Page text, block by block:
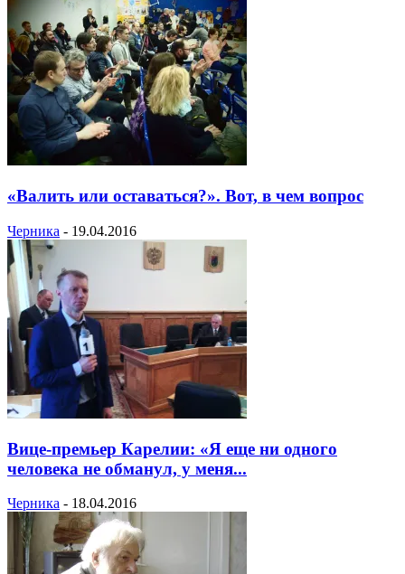
«Валить или оставаться?». Вот, в чем вопрос
Черника - 19.04.2016
Вице-премьер Карелии: «Я еще ни одного
человека не обманул, у меня...
Черника - 18.04.2016